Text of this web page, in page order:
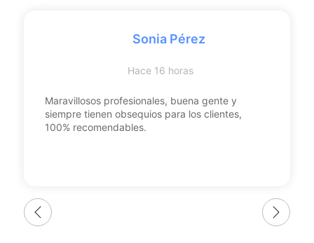
Sonia Pérez
Hace 16 horas
Maravillosos profesionales, buena gente y
siempre tienen obsequios para los clientes,
100% recomendables.